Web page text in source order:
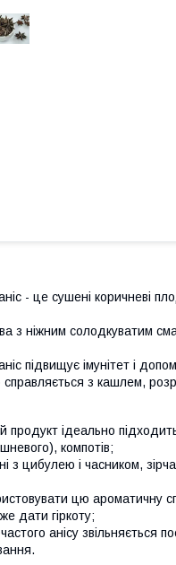
- це сушені коричневі
з ніжним солодкуватим
підвищує імунітет і
справляється з кашлем,
продукт ідеально
компотів;
з цибулею і часником,
цю ароматичну
дати гіркоту;
анісу звільняється